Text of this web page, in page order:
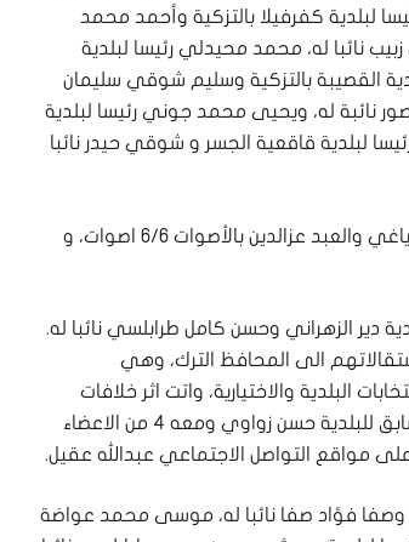
لبلدية كفرفيلا بالتزكية وأحمد محمد
نائبا له، محمد محيدلي رئيسا لبلدية
القصيبة بالتزكية وسليم شوقي سليمان
نائبة له، ويحيى محمد جوني رئيسا لبلدية
لبلدية قاقعية الجسر و شوقي حيدر نائبا
كما انتخب رئيس لبلدية زوطر الغربية، وتعادل في الاقتراع عبد ياغي والعبد عزالدين بالأصوات 6/6 اصوات، و
دير الزهراني وحسن كامل طرابلسي نائبا له.
عملية الانتخاب، قدم 6 من اعضاء البلدية المؤلفة من 15 استقالاتهم الى المحافظ الترك، وهي
البلدية والاختيارية، واتت اثر خلافات
واحتجاجا على انتخاب طفيلي رئيسا للبلدية، وقادها الرئيس السابق للبلدية حسن زواوي ومعه 4 من الاعضاء
مواقع التواصل الاجتماعي عبدالله عقيل.
وصفا فؤاد صفا نائبا له، موسى محمد عواضة